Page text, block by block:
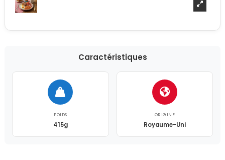
Caractéristiques
POIDS
415g
ORIGINE
Royaume-Uni